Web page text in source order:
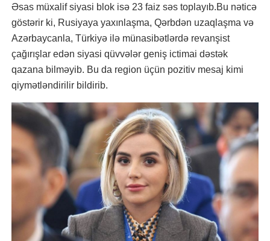
Əsas müxalif siyasi blok isə 23 faiz səs toplayıb.Bu nəticə
göstərir ki, Rusiyaya yaxınlaşma, Qərbdən uzaqlaşma və
Azərbaycanla, Türkiyə ilə münasibətlərdə revanşist
çağırışlar edən siyasi qüvvələr geniş ictimai dəstək
qazana bilməyib. Bu da region üçün pozitiv mesaj kimi
qiymətləndirilir bildirib.